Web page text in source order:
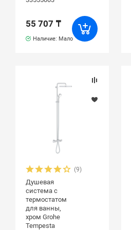
55 707 ₸
Наличие: Мало
(9)
Душевая
система с
термостатом
для ванны,
хром Grohe
Tempesta